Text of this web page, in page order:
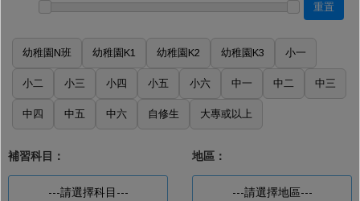
重置
幼稚園N班 幼稚園K1 幼稚園K2 幼稚園K3 小一
小二 小三 小四 小五 小六 中一 中二 中三
中四 中五 中六 自修生 大專或以上
補習科目： 地區：
---請選擇科目--- ---請選擇地區---